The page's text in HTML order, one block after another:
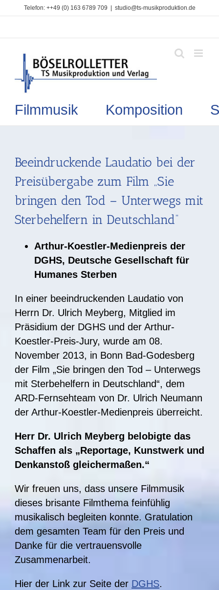
Telefon: ++49 (0) 163 6789 709 studio@ts-musikproduktion.de
Filmmusik Komposition
Beeindruckende Laudatio bei der
Preisübergabe zum Film „Sie
bringen den Tod – Unterwegs mit
Sterbehelfern in Deutschland“
Arthur-Koestler-Medienpreis der
DGHS, Deutsche Gesellschaft für
Humanes Sterben
In einer beeindruckenden Laudatio von
Herrn Dr. Ulrich Meyberg, Mitglied im
Präsidium der DGHS und der Arthur-
Koestler-Preis-Jury, wurde am 08.
November 2013, in Bonn Bad-Godesberg
der Film „Sie bringen den Tod – Unterwegs
mit Sterbehelfern in Deutschland“, dem
ARD-Fernsehteam von Dr. Ulrich Neumann
der Arthur-Koestler-Medienpreis überreicht.
Herr Dr. Ulrich Meyberg belobigte das
Schaffen als „Reportage, Kunstwerk und
Denkanstoß gleichermaßen.“
Wir freuen uns, dass unsere Filmmusik
dieses brisante Filmthema feinfühlig
musikalisch begleiten konnte. Gratulation
dem gesamten Team für den Preis und
Danke für die vertrauensvolle
Zusammenarbeit.
Hier der Link zur Seite der DGHS.